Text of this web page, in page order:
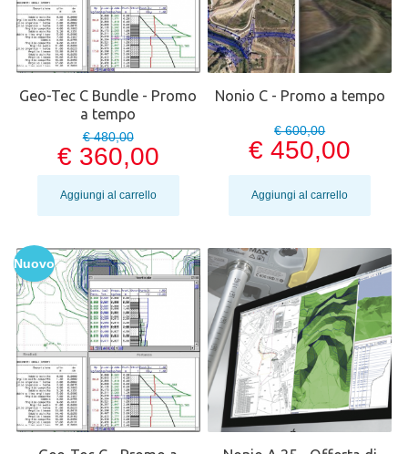
Geo-Tec C Bundle - Promo
a tempo
€ 480,00
€ 360,00
Aggiungi al carrello
Nonio C - Promo a tempo
€ 600,00
€ 450,00
Aggiungi al carrello
Nuovo